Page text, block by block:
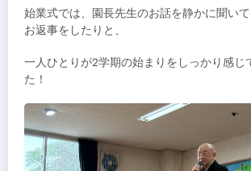
始業式では、園長先生のお話を静かに聞い
お返事をしたりと、
一人ひとりが2学期の始まりをしっかり感じ
た！